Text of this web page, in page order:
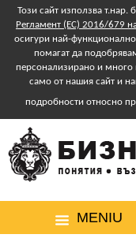
Този сайт използва т.нар.
Регламент (ЕС) 2016/679
осигури най-
помагат да
персонализирано и много
само от нашия сайт и
подробности относно
MENIU